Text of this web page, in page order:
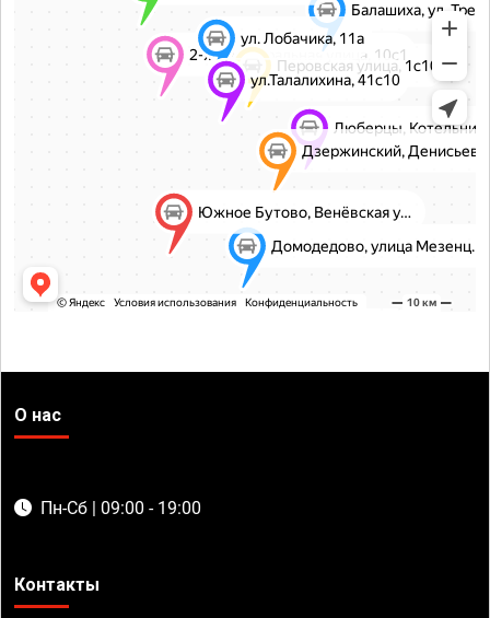
О нас
Пн-Сб | 09:00 - 19:00
Контакты